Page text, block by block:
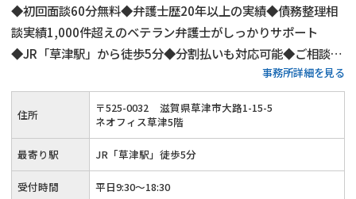
◆初回面談60分無料◆弁護士歴20年以上の実績◆債務整理相
談実績1,000件超えのベテラン弁護士がしっかりサポート
◆JR「草津駅」から徒歩5分◆分割払いも対応可能◆ご相談し
やすい雰囲気づくりを意識◆法人破産にも対応します事務所詳細を見る
住所 〒525-0032
滋賀県草津市大路1-15-5
ネオフィス草津5階
最寄り駅 JR「草津駅」徒歩5分
受付時間 平日9:30～18:30